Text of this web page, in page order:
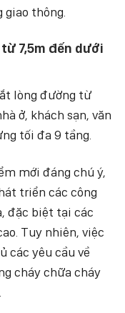
thông.
7,5m đến dưới
lòng đường từ
ở, khách sạn, văn
tối đa 9 tầng.
mới đáng chú ý,
triển các công
đặc biệt tại các
Tuy nhiên, việc
các yêu cầu về
cháy chữa cháy